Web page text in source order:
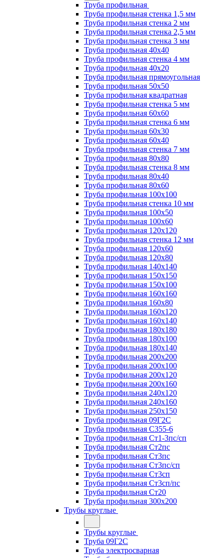
Труба профильная
Труба профильная стенка 1,5 мм
Труба профильная стенка 2 мм
Труба профильная стенка 2,5 мм
Труба профильная стенка 3 мм
Труба профильная 40х40
Труба профильная стенка 4 мм
Труба профильная 40х20
Труба профильная прямоугольная
Труба профильная 50х50
Труба профильная квадратная
Труба профильная стенка 5 мм
Труба профильная 60х60
Труба профильная стенка 6 мм
Труба профильная 60х30
Труба профильная 60х40
Труба профильная стенка 7 мм
Труба профильная 80х80
Труба профильная стенка 8 мм
Труба профильная 80х40
Труба профильная 80х60
Труба профильная 100х100
Труба профильная стенка 10 мм
Труба профильная 100х50
Труба профильная 100х60
Труба профильная 120х120
Труба профильная стенка 12 мм
Труба профильная 120х60
Труба профильная 120х80
Труба профильная 140х140
Труба профильная 150х150
Труба профильная 150х100
Труба профильная 160х160
Труба профильная 160х80
Труба профильная 160х120
Труба профильная 160х140
Труба профильная 180х180
Труба профильная 180х100
Труба профильная 180х140
Труба профильная 200х200
Труба профильная 200х100
Труба профильная 200х120
Труба профильная 200х160
Труба профильная 240х120
Труба профильная 240х160
Труба профильная 250х150
Труба профильная 09Г2С
Труба профильная С355-6
Труба профильная Ст1-3пс/сп
Труба профильная Ст2пс
Труба профильная Ст3пс
Труба профильная Ст3пс/сп
Труба профильная Ст3сп
Труба профильная Ст3сп/пс
Труба профильная Ст20
Труба профильная 300х200
Трубы круглые
Трубы круглые
Труба 09Г2С
Труба электросварная